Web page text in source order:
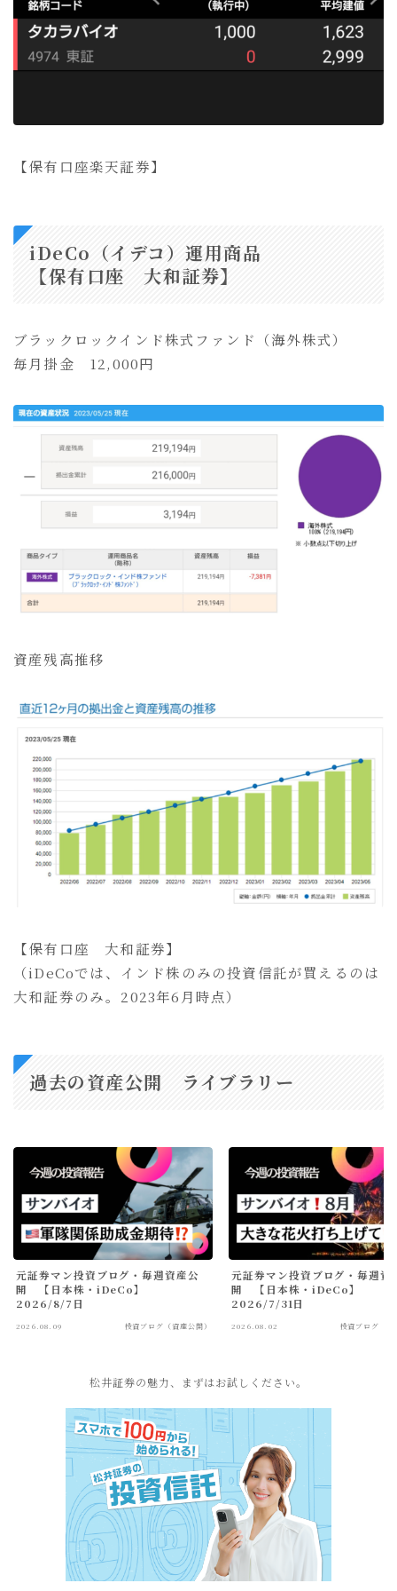
【保有口座楽天証券】
iDeCo（イデコ）運用商品
【保有口座 大和証券】
ブラックロックインド株式ファンド（海外株式）
毎月掛金 12,000円
資産残高推移
【保有口座 大和証券】
（iDeCoでは、インド株のみの投資信託が買えるのは
大和証券のみ。2023年6月時点）
過去の資産公開 ライブラリー
元証券マン投資ブログ・毎週資産公
開 【日本株・iDeCo】
2026/8/7日
2026.08.09 投資ブログ（資産公開）
元証券マン投資ブログ・毎週資
開 【日本株・iDeCo】
2026/7/31日
2026.08.02 投資ブログ（
松井証券の魅力、まずはお試しください。